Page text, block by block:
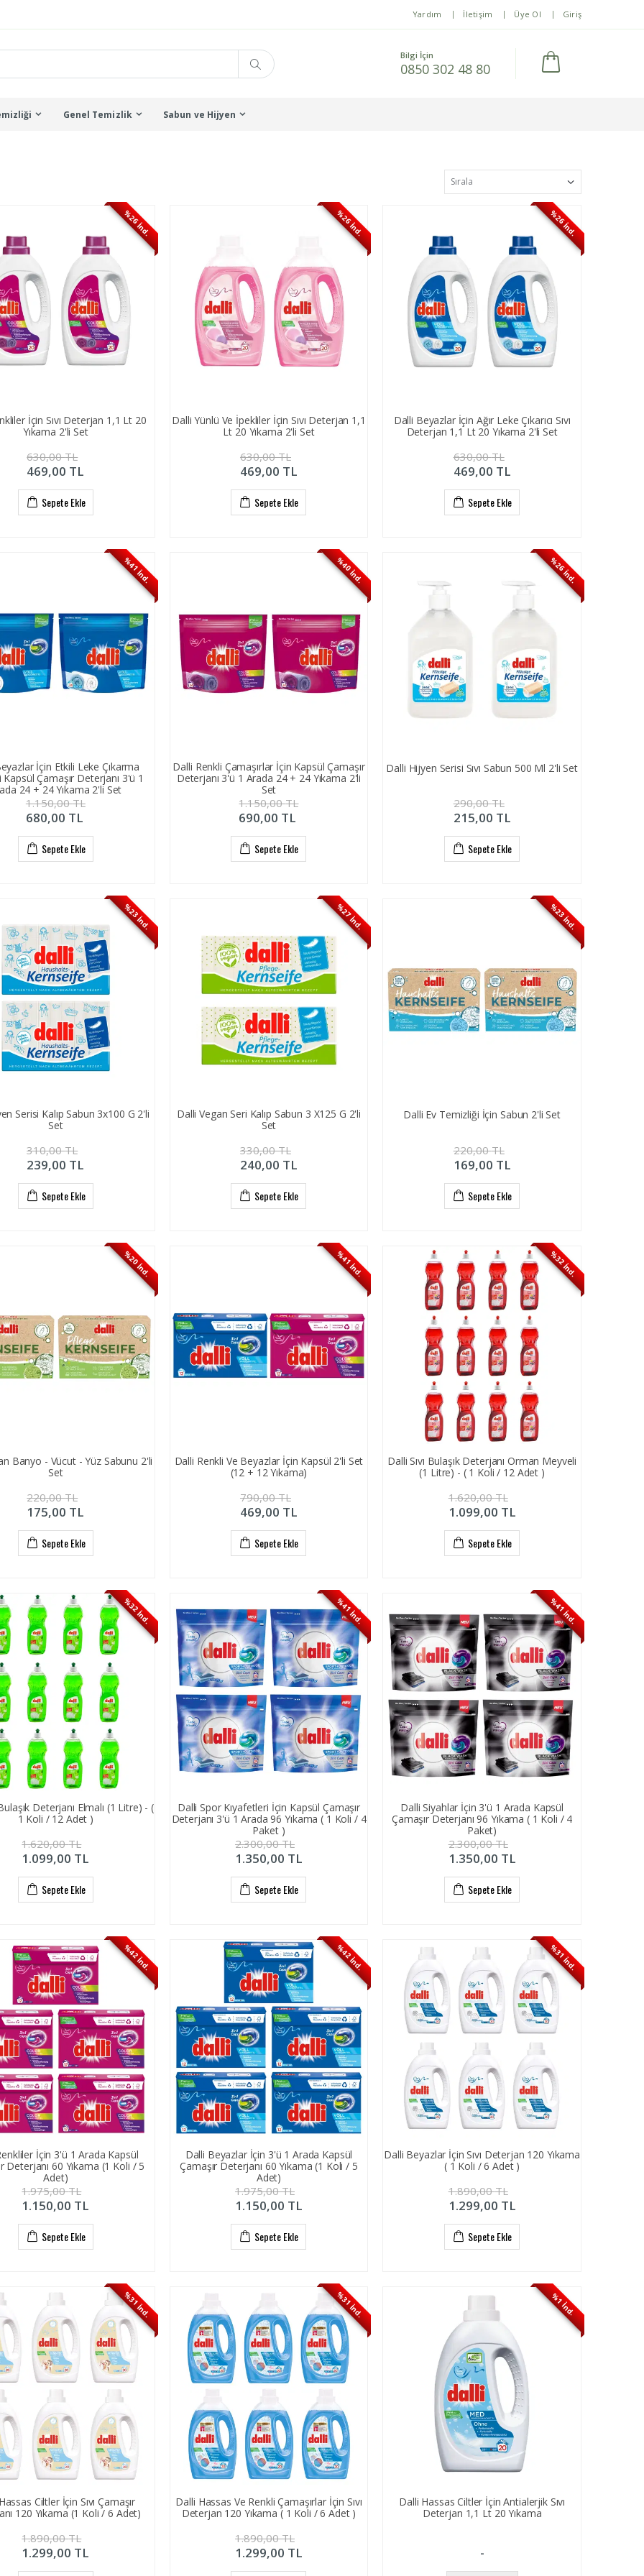
Yardım İletişim Üye Ol Giriş
Bilgi İçin
0850 302 48 80
Genel Temizlik Sabun ve Hijyen
%26 İnd.
İçin Sıvı Deterjan 1,1 Lt 20
Yıkama 2'li Set
630,00TL
469,00 TL
Sepete Ekle
%26 İnd.
Dalli Yünlü Ve İpekliler İçin Sıvı Deterjan 1,1
Lt 20 Yıkama 2'li Set
630,00TL
469,00 TL
Sepete Ekle
%26 İnd.
Dalli Beyazlar İçin Ağır Leke Çıkarıcı Sıvı
Deterjan 1,1 Lt 20 Yıkama 2'li Set
630,00TL
469,00 TL
Sepete Ekle
%41 İnd.
İçin Etkili Leke Çıkarma
Kapsül Çamaşır Deterjanı 3'ü 1
24 + 24 Yıkama 2'li Set
1.150,00TL
680,00 TL
Sepete Ekle
%40 İnd.
Dalli Renkli Çamaşırlar İçin Kapsül Çamaşır
Deterjanı 3'ü 1 Arada 24 + 24 Yıkama 2'li
Set
1.150,00TL
690,00 TL
Sepete Ekle
%26 İnd.
Dalli Hijyen Serisi Sıvı Sabun 500 Ml 2'li Set
290,00TL
215,00 TL
Sepete Ekle
%23 İnd.
Serisi Kalıp Sabun 3x100 G 2'li
Set
310,00TL
239,00 TL
Sepete Ekle
%27 İnd.
Dalli Vegan Seri Kalıp Sabun 3 X125 G 2'li
Set
330,00TL
240,00 TL
Sepete Ekle
%23 İnd.
Dalli Ev Temizliği İçin Sabun 2'li Set
220,00TL
169,00 TL
Sepete Ekle
%20 İnd.
Banyo - Vücut - Yüz Sabunu 2'li
Set
220,00TL
175,00 TL
Sepete Ekle
%41 İnd.
Dalli Renkli Ve Beyazlar İçin Kapsül 2'li Set
(12 + 12 Yıkama)
790,00TL
469,00 TL
Sepete Ekle
%32 İnd.
Dalli Sıvı Bulaşık Deterjanı Orman Meyveli
(1 Litre) - ( 1 Koli / 12 Adet )
1.620,00TL
1.099,00 TL
Sepete Ekle
%32 İnd.
Deterjanı Elmalı (1 Litre) - (
1 Koli / 12 Adet )
1.620,00TL
1.099,00 TL
Sepete Ekle
%41 İnd.
Dalli Spor Kıyafetleri İçin Kapsül Çamaşır
Deterjanı 3'ü 1 Arada 96 Yıkama ( 1 Koli / 4
Paket )
2.300,00TL
1.350,00 TL
Sepete Ekle
%41 İnd.
Dalli Siyahlar İçin 3'ü 1 Arada Kapsül
Çamaşır Deterjanı 96 Yıkama ( 1 Koli / 4
Paket)
2.300,00TL
1.350,00 TL
Sepete Ekle
%42 İnd.
İçin 3'ü 1 Arada Kapsül
Deterjanı 60 Yıkama (1 Koli / 5
Adet)
1.975,00TL
1.150,00 TL
Sepete Ekle
%42 İnd.
Dalli Beyazlar İçin 3'ü 1 Arada Kapsül
Çamaşır Deterjanı 60 Yıkama (1 Koli / 5
Adet)
1.975,00TL
1.150,00 TL
Sepete Ekle
%31 İnd.
Dalli Beyazlar İçin Sıvı Deterjan 120 Yıkama
( 1 Koli / 6 Adet )
1.890,00TL
1.299,00 TL
Sepete Ekle
%31 İnd.
Ciltler İçin Sıvı Çamaşır
120 Yıkama (1 Koli / 6 Adet)
1.890,00TL
1.299,00 TL
%31 İnd.
Dalli Hassas Ve Renkli Çamaşırlar İçin Sıvı
Deterjan 120 Yıkama ( 1 Koli / 6 Adet )
1.890,00TL
1.299,00 TL
%1 İnd.
Dalli Hassas Ciltler İçin Antialerjik Sıvı
Deterjan 1,1 Lt 20 Yıkama
-